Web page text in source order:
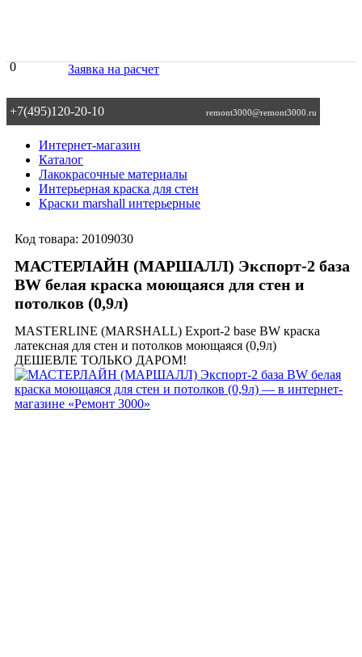
Заявка на расчет
0
+7(495)120-20-10 remont3000@remont3000.ru
Интернет-магазин
Каталог
Лакокрасочные материалы
Интерьерная краска для стен
Краски marshall интерьерные
ДЕШЕВЛЕ ТОЛЬКО ДАРОМ!
Код товара: 20109030
МАСТЕРЛАЙН (МАРШАЛЛ) Экспорт-2 база
BW белая краска моющаяся для стен и
потолков (0,9л)
MASTERLINE (MARSHALL) Export-2 base BW краска
латексная для стен и потолков моющаяся (0,9л)